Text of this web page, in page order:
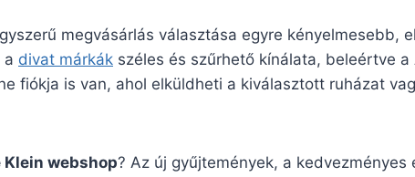
megvásárlás választása egyre kényelmesebb,
a divat márkák széles és szűrhető kínálata, beleértve
fiókja is van, ahol elküldheti a kiválasztott ruházat
Klein webshop? Az új gyűjtemények, a